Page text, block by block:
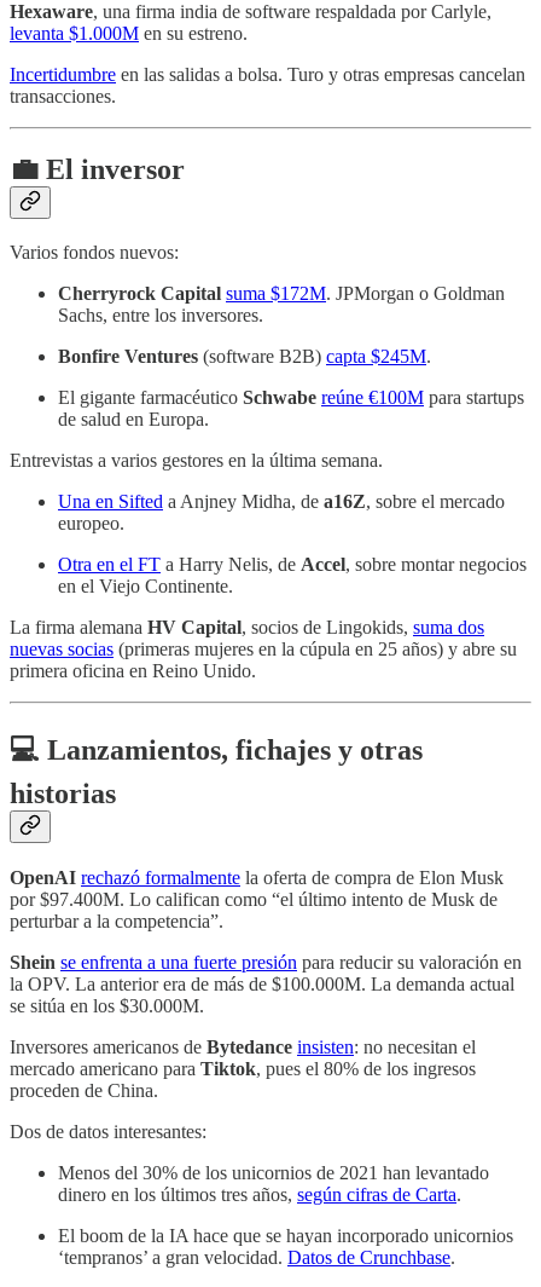
Hexaware, una firma india de software respaldada por Carlyle,
levanta $1.000M en su estreno.
Incertidumbre en las salidas a bolsa. Turo y otras empresas cancelan
transacciones.
💼 El inversor
Varios fondos nuevos:
Cherryrock Capital suma $172M. JPMorgan o Goldman
Sachs, entre los inversores.
Bonfire Ventures (software B2B) capta $245M.
El gigante farmacéutico Schwabe reúne €100M para startups
de salud en Europa.
Entrevistas a varios gestores en la última semana.
Una en Sifted a Anjney Midha, de a16Z, sobre el mercado
europeo.
Otra en el FT a Harry Nelis, de Accel, sobre montar negocios
en el Viejo Continente.
La firma alemana HV Capital, socios de Lingokids, suma dos
nuevas socias (primeras mujeres en la cúpula en 25 años) y abre su
primera oficina en Reino Unido.
💻 Lanzamientos, fichajes y otras
historias
OpenAI rechazó formalmente la oferta de compra de Elon Musk
por $97.400M. Lo califican como “el último intento de Musk de
perturbar a la competencia”.
Shein se enfrenta a una fuerte presión para reducir su valoración en
la OPV. La anterior era de más de $100.000M. La demanda actual
se sitúa en los $30.000M.
Inversores americanos de Bytedance insisten: no necesitan el
mercado americano para Tiktok, pues el 80% de los ingresos
proceden de China.
Dos de datos interesantes:
Menos del 30% de los unicornios de 2021 han levantado
dinero en los últimos tres años, según cifras de Carta.
El boom de la IA hace que se hayan incorporado unicornios
‘tempranos’ a gran velocidad. Datos de Crunchbase.